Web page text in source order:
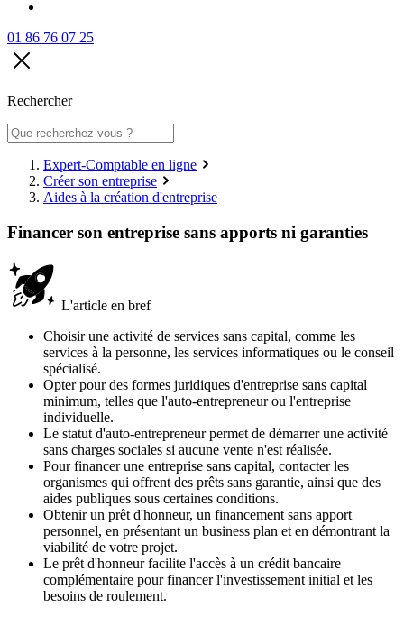
01 86 76 07 25
Rechercher
Expert-Comptable en ligne
Créer son entreprise
Aides à la création d'entreprise
Financer son entreprise sans apports ni garanties
L'article en bref
Choisir une activité de services sans capital, comme les
services à la personne, les services informatiques ou le conseil
spécialisé.
Opter pour des formes juridiques d'entreprise sans capital
minimum, telles que l'auto-entrepreneur ou l'entreprise
individuelle.
Le statut d'auto-entrepreneur permet de démarrer une activité
sans charges sociales si aucune vente n'est réalisée.
Pour financer une entreprise sans capital, contacter les
organismes qui offrent des prêts sans garantie, ainsi que des
aides publiques sous certaines conditions.
Obtenir un prêt d'honneur, un financement sans apport
personnel, en présentant un business plan et en démontrant la
viabilité de votre projet.
Le prêt d'honneur facilite l'accès à un crédit bancaire
complémentaire pour financer l'investissement initial et les
besoins de roulement.